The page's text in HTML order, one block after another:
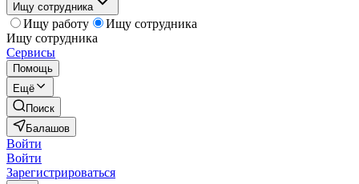
Ищу сотрудника
Ищу работу
Ищу сотрудника
Ищу сотрудника
Сервисы
Помощь
Ещё
Поиск
Балашов
Войти
Войти
Зарегистрироваться